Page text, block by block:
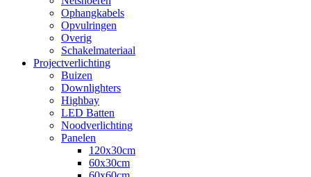
Ophangkabels
Opvulringen
Overig
Schakelmateriaal
Projectverlichting
Buizen
Downlighters
Highbay
LED Batten
Noodverlichting
Panelen
120x30cm
60x30cm